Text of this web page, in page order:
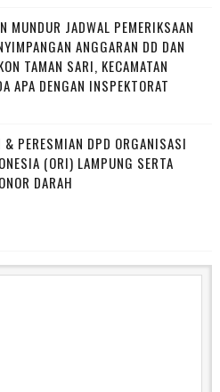
MUNDUR JADWAL PEMERIKSAAN
ANGGARAN DD DAN
TAMAN SARI, KECAMATAN
APA DENGAN INSPEKTORAT
& PERESMIAN DPD ORGANISASI
(ORI) LAMPUNG SERTA
DARAH